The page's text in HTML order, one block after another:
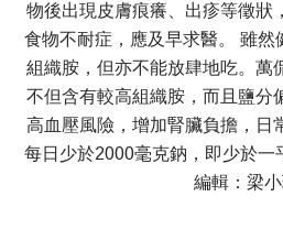
物後出現皮膚痕癢、出疹等徵狀
食物不耐症，應及早求醫。 雖然
組織胺，但亦不能放肆地吃。萬
不但含有較高組織胺，而且鹽分
高血壓風險，增加腎臟負擔，日
每日少於2000毫克鈉，即少於一
編輯：梁